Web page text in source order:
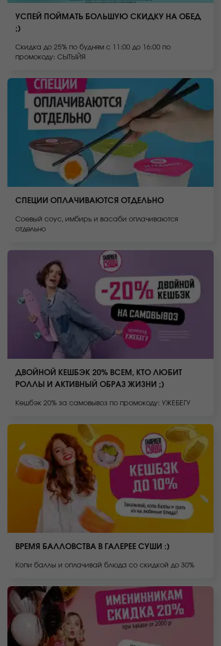
УСПЕЙ ПОЙМАТЬ БОЛЬШУЮ СКИДКУ НА ОБЕД
;)
Скидка до 25% по будням с 11:00 до 16:00 по
промокоду: СЫТЫЙЯ
СПЕЦИИ ОПЛАЧИВАЮТСЯ ОТДЕЛЬНО
Соевый соус, имбирь и васаби оплачиваются
отдельно
ДВОЙНОЙ КЕШБЭК 20% ВСЕМ, КТО ЛЮБИТ
РОЛЛЫ И АКТИВНЫЙ ОБРАЗ ЖИЗНИ ;)
Кешбэк 20% за самовывоз по промокоду: УЖЕБЕГУ
ВРЕМЯ БАЛЛОВСТВА В ГАЛЕРЕЕ СУШИ :)
Копи баллы и оплачивай блюда со скидкой до 30%